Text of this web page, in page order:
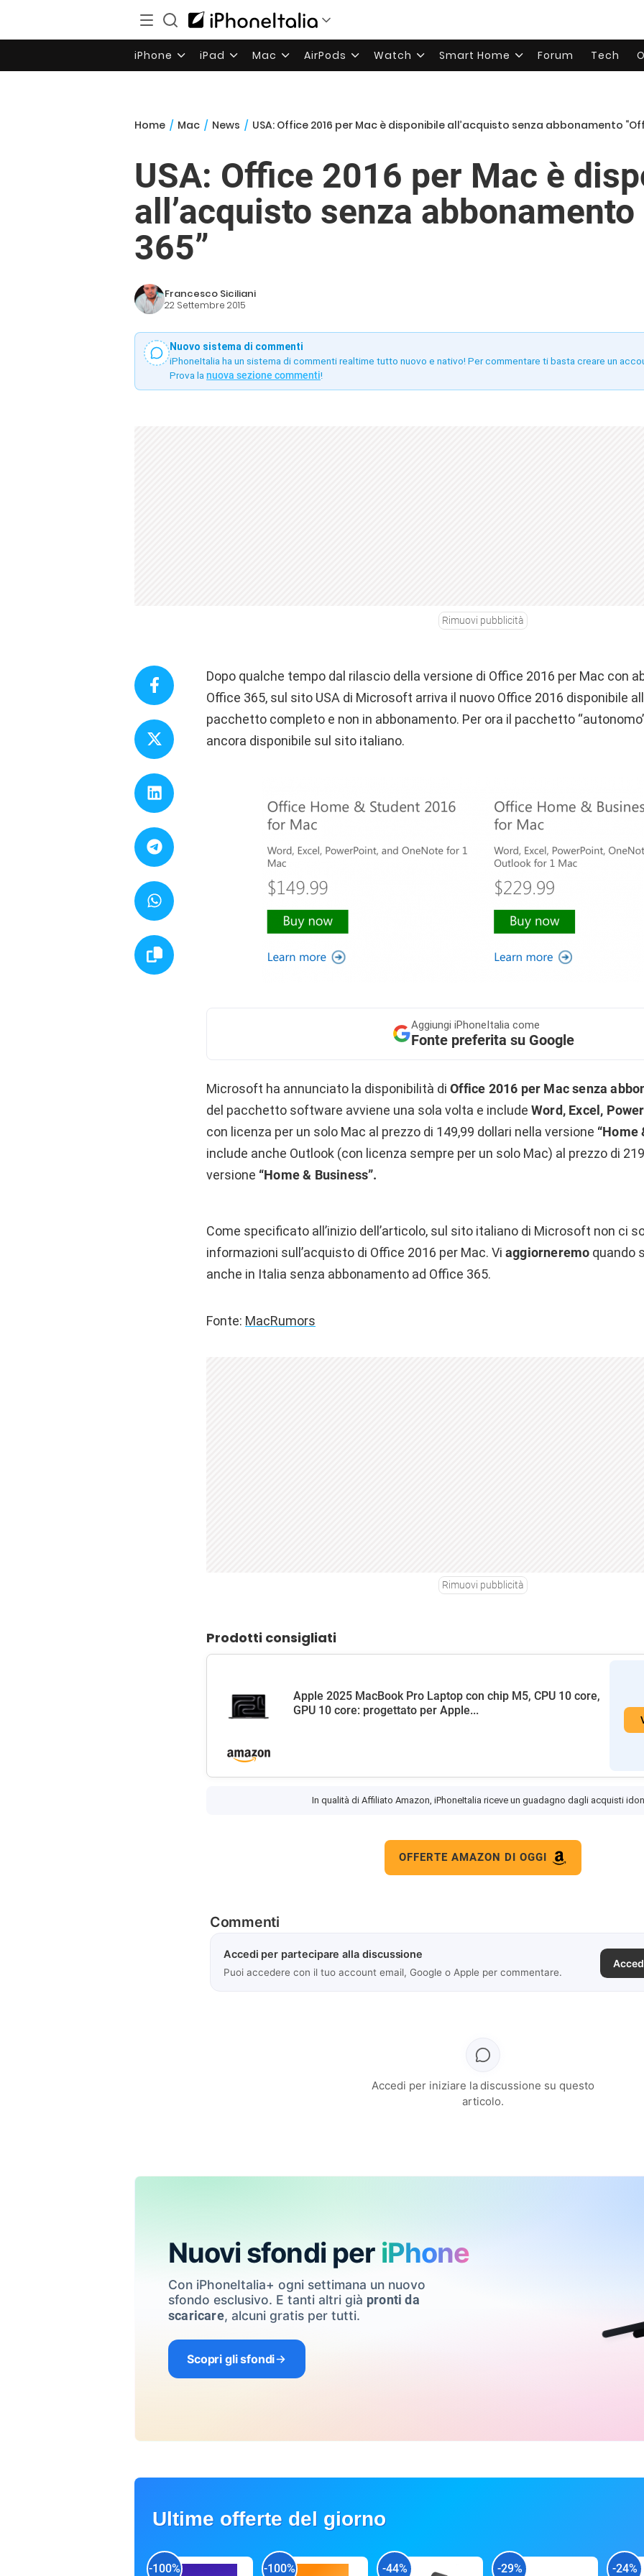
iPhone iPad Mac AirPods Watch Smart Home Forum Tech
Home / Mac / News / USA: Office 2016 per Mac è disponibile all’acquisto senza abbonamento
USA: Office 2016 per Mac è
all’acquisto senza abbonamento
365”
Francesco Siciliani
22 Settembre 2015
Nuovo sistema di commenti
iPhoneItalia ha un sistema di commenti realtime tutto nuovo e nativo! Per commentare ti basta creare un
Prova la nuova sezione commenti!
Rimuovi pubblicità
Dopo qualche tempo dal rilascio della versione di Office 2016 per Mac con
Office 365, sul sito USA di Microsoft arriva il nuovo Office 2016 disponibile
pacchetto completo e non in abbonamento. Per ora il pacchetto
ancora disponibile sul sito italiano.
Aggiungi iPhoneItalia come
Fonte preferita su Google
Microsoft ha annunciato la disponibilità di Office 2016 per Mac senza
del pacchetto software avviene una sola volta e include Word, Excel,
con licenza per un solo Mac al prezzo di 149,99 dollari nella versione “Home
include anche Outlook (con licenza sempre per un solo Mac) al prezzo di
versione “Home & Business”.
Come specificato all’inizio dell’articolo, sul sito italiano di Microsoft non ci
informazioni sull’acquisto di Office 2016 per Mac. Vi aggiorneremo quando
anche in Italia senza abbonamento ad Office 365.
Fonte: MacRumors
Rimuovi pubblicità
Prodotti consigliati
Apple 2025 MacBook Pro Laptop con chip M5, CPU 10 core,
GPU 10 core: progettato per Apple...
In qualità di Affiliato Amazon, iPhoneItalia riceve un guadagno dagli acquisti
OFFERTE AMAZON DI OGGI
Commenti
Accedi per partecipare alla discussione
Puoi accedere con il tuo account email, Google o Apple per commentare.
Accedi per iniziare la discussione su questo
articolo.
Nuovi sfondi per iPhone
Con iPhoneItalia+ ogni settimana un nuovo
sfondo esclusivo. E tanti altri già pronti da
scaricare, alcuni gratis per tutti.
Scopri gli sfondi
Ultime offerte del giorno
-100% -100% -44% -29% -24%